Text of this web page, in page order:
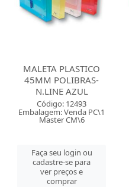
MALETA PLASTICO
45MM POLIBRAS-
N.LINE AZUL
Código: 12493
Embalagem: Venda PC\1
Master CM\6
Faça seu login ou
cadastre-se para
ver preços e
comprar